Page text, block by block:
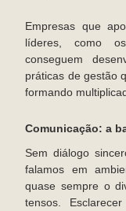
Empresas que
líderes, como
conseguem
práticas de gestão
formando
Comunicação: a
Sem diálogo
falamos em
quase sempre o
tensos.